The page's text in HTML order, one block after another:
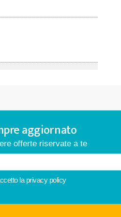
aggiornato
offerte riservate a te
la privacy policy